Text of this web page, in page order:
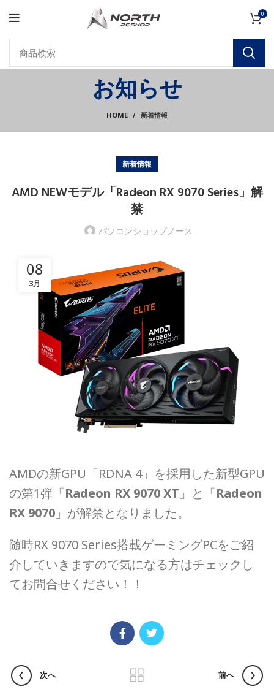
0
お知らせ
HOME 新着情報
新着情報
AMD NEWモデル「Radeon RX 9070 Series」解
禁
パソコンショップノース
08
3月
AMDの新GPU「RDNA 4」を採用した新型GPU
の第1弾「Radeon RX 9070 XT 」と「Radeon
RX 9070 」が解禁となりました。
随時RX 9070 Series搭載ゲーミングPCをご紹
介していきますので気になる方はチェックし
てお問合せください！！
次へ 前へ